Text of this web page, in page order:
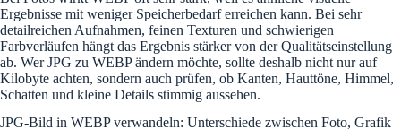
Ergebnisse mit weniger Speicherbedarf erreichen kann. Bei sehr
detailreichen Aufnahmen, feinen Texturen und schwierigen
Farbverläufen hängt das Ergebnis stärker von der Qualitätseinstellung
ab. Wer JPG zu WEBP ändern möchte, sollte deshalb nicht nur auf
Kilobyte achten, sondern auch prüfen, ob Kanten, Hauttöne, Himmel,
Schatten und kleine Details stimmig aussehen.
JPG-Bild in WEBP verwandeln: Unterschiede zwischen Foto, Grafik